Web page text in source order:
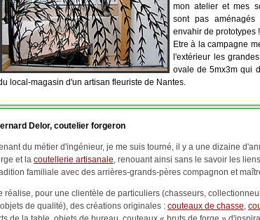
mon atelier et mes
sont pas
envahir de prototypes !
Etre à la campagne
l'extérieur les
ovale de 5mx3m qui
local-magasin d'un artisan fleuriste de Nantes.
Delor, coutelier forgeron
du métier d'ingénieur, je me suis tourné, il y a une dizaine
et la coutellerie artisanale, renouant ainsi sans le savoir les
familiale avec des arrières-grands-pères compagnon et
réalise, pour une clientèle de particuliers (chasseurs,
de qualité), des créations originales : couteaux de chasse,